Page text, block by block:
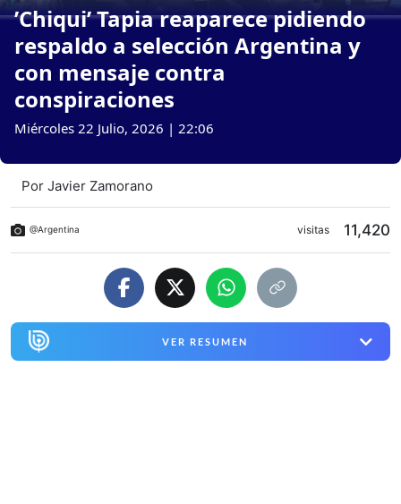
’Chiqui’ Tapia reaparece pidiendo
respaldo a selección Argentina y
con mensaje contra
conspiraciones
Miércoles 22 Julio, 2026 | 22:06
Por Javier Zamorano
@Argentina visitas 11,420
VER RESUMEN